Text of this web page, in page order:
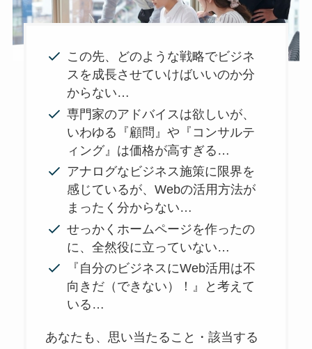
この先、どのような戦略でビジネ
スを成長させていけばいいのか分
からない…
専門家のアドバイスは欲しいが、
いわゆる『顧問』や『コンサルテ
ィング』は価格が高すぎる…
アナログなビジネス施策に限界を
感じているが、Webの活用方法が
まったく分からない…
せっかくホームページを作ったの
に、全然役に立っていない…
『自分のビジネスにWeb活用は不
向きだ（できない）！』と考えて
いる…
あなたも、思い当たること・該当する